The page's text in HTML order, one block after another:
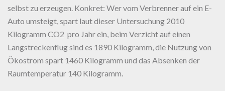
selbst zu erzeugen. Konkret: Wer vom Verbrenner auf ein E-
Auto umsteigt, spart laut dieser Untersuchung 2010
Kilogramm CO2 pro Jahr ein, beim Verzicht auf einen
Langstreckenflug sind es 1890 Kilogramm, die Nutzung von
Ökostrom spart 1460 Kilogramm und das Absenken der
Raumtemperatur 140 Kilogramm.